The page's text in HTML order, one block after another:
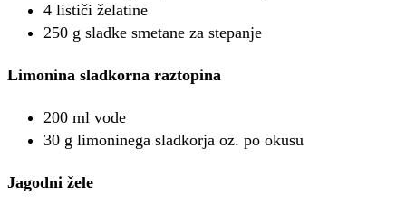
4 lističi želatine
250 g sladke smetane za stepanje
Limonina sladkorna raztopina
200 ml vode
30 g limoninega sladkorja oz. po okusu
Jagodni žele